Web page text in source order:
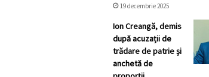
19 decembrie 2025
Ion Creangă, demis
după acuzații de
trădare de patrie și
anchetă de